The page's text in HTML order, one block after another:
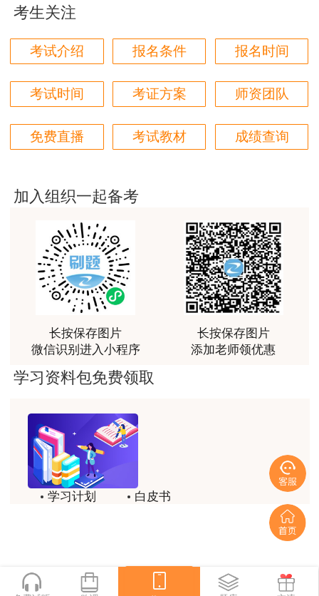
〔2002〕111号）和《人力资源社会保障部关于降
低或取消部分准入类职业资格考试工作年限要求有
关事项的通知》（人社部发〔2022〕8号）规定的
报考条件的人员，均可报名参加一级建造师职业资
格考试。
1.取得工程类或工程经济类专业大学专科学
2.取得工学门类、管理科学与工程类专业大学
本科学历，从事建设工程项目施工管理工作满3
3.取得工学门类、管理科学与工程类专业硕士
学位，从事建设工程项目施工管理工作满2年；
4.取得工学门类、管理科学与工程类专业博士
学位，从事建设工程项目施工管理工作满1年。
（二）免二科报考条件
符合《暂行规定》有关报名条件，于2003年
12月31日前，取得原建设部颁发的《建筑业企业
一级项目经理资质证书》，并符合下列条件之一的
人员，可免试《建设工程经济》和《建设工程项目
管理》2个科目，只参加《建设工程法规及相关知
识》和《专业工程管理与实务》2个科目的考试：
务；
站的教学质量越来越好，希望我们每位参加学习的同
学都取得非常优秀满意的成绩，衷心感谢各位老师的
辛勤付出！
用户m9****66
对本次课程购买的老师的服务态度非常满意。希望我
们网站教学质量越来越高。祝大家都取得满意的结
用户m5****66
用户m5****66
3位老师，讲的都非常的好
用户m9****88
建设工程教育网很给力，课程逻辑清晰，老师讲解通
俗易懂，重点突出，模拟题质量高，押题卷压中的知
识点很多，尤其是实务简答题秘籍压中将近70%的小
问，让小白学员也能一次过四门，十分给力，值得推
荐[强][强]
用户jl****un
用户m9****66
老师讲课认真负责，要点突出；我考试通过了。
用户m9****66
老师讲课认真负责，要点突出；我考试通过了。
用户s****02
考生关注
考试介绍 报名条件 报名时间
考试时间 考证方案 师资团队
免费直播 考试教材 成绩查询
加入组织一起备考
长按保存图片
微信识别进入小程序
长按保存图片
添加老师领优惠
学习资料包免费领取
学习计划
白皮书